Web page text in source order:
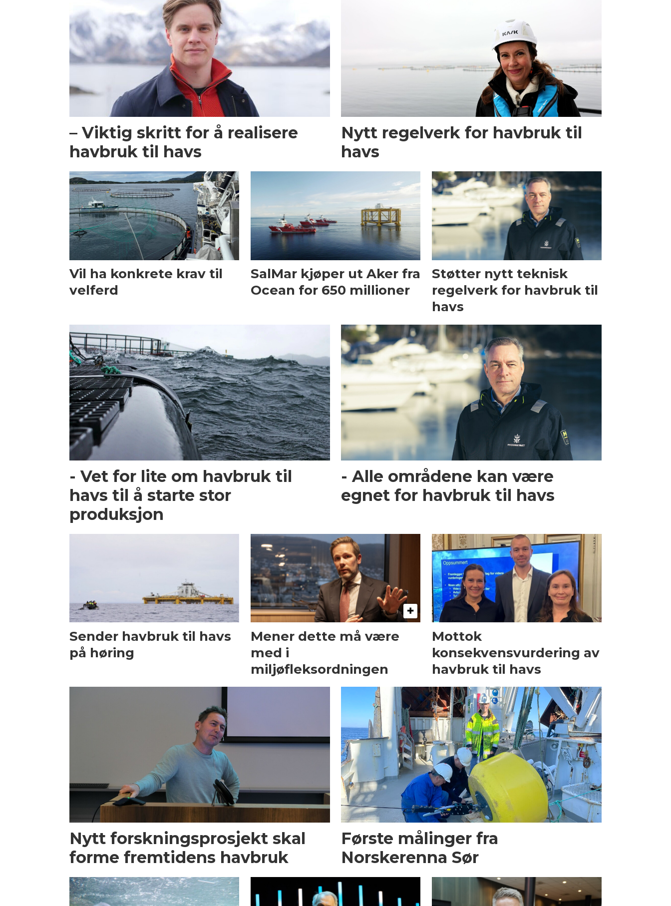
– Viktig skritt for å realisere
havbruk til havs
Nytt regelverk for havbruk til
havs
Vil ha konkrete krav til
velferd
SalMar kjøper ut Aker fra
Ocean for 650 millioner
Støtter nytt teknisk
regelverk for havbruk til
havs
- Vet for lite om havbruk til
havs til å starte stor
produksjon
- Alle områdene kan være
egnet for havbruk til havs
Sender havbruk til havs
på høring
Mener dette må være
med i
miljøfleksordningen
Mottok
konsekvensvurdering av
havbruk til havs
Nytt forskningsprosjekt skal
forme fremtidens havbruk
Første målinger fra
Norskerenna Sør